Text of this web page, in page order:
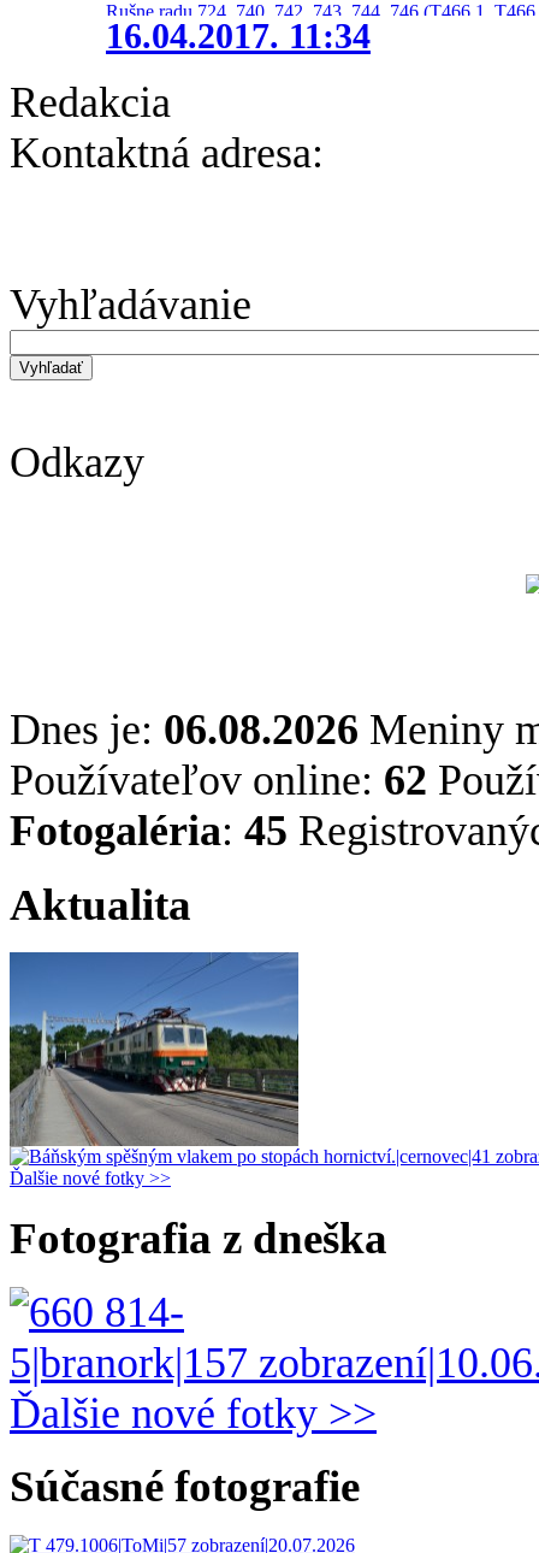
Rušne radu 724, 740, 742, 743, 744, 746 (T466.1,
16.04.2017. 11:34
Redakcia
Kontaktná adresa:
Vyhľadávanie
Odkazy
Dnes je: 06.08.2026 Meniny
Používateľov online: 62
Fotogaléria: 45
Aktualita
Ďalšie nové fotky >>
Fotografia z dneška
Ďalšie nové fotky >>
Súčasné fotografie